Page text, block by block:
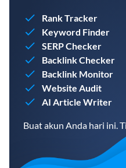
Rank Tracker
Keyword Finder
SERP Checker
Backlink Checker
Backlink Monitor
Website Audit
AI Article Writer
Buat akun Anda hari ini.